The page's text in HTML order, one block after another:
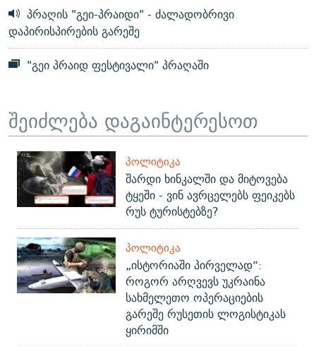
პრაღის "გეი-პრაიდი" - ძალადობრივი
დაპირისპირების გარეშე
"გეი პრაიდ ფესტივალი" პრაღაში
შეიძლება დაგაინტერესოთ
ᲞᲝᲚᲘᲢᲘᲙᲐ
შარდი ხინკალში და მიტოვება
ტყეში - ვინ ავრცელებს ფეიკებს
რუს ტურისტებზე?
ᲞᲝᲚᲘᲢᲘᲙᲐ
„ისტორიაში პირველად“:
როგორ არღვევს უკრაინა
სახმელეთო ოპერაციების
გარეშე რუსეთის ლოგისტიკას
ყირიმში